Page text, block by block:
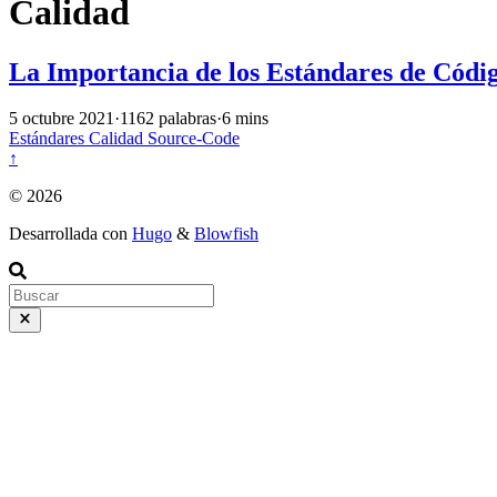
Calidad
La Importancia de los Estándares de
5 octubre 2021·1162 palabras·6 mins
Estándares Calidad Source-Code
↑
© 2026
Desarrollada con Hugo & Blowfish